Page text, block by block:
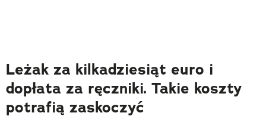
Leżak za kilkadziesiąt euro i
dopłata za ręczniki. Takie koszty
potrafią zaskoczyć